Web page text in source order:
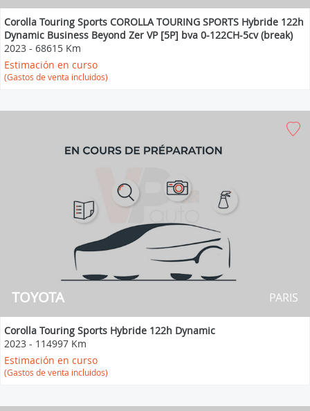
Corolla Touring Sports COROLLA TOURING SPORTS Hybride 122h
Dynamic Business Beyond Zer VP [5P] bva 0-122CH-5cv (break)
2023 - 68615 Km
Estimación en curso
(Gastos de venta incluidos)
TOYOTA PARIS
Corolla Touring Sports Hybride 122h Dynamic
2023 - 114997 Km
Estimación en curso
(Gastos de venta incluidos)